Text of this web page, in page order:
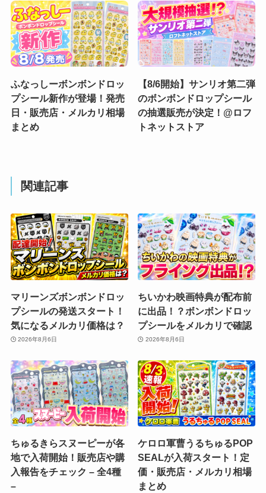
ふなっしーボンボンドロッ
プシール新作が登場！発売
日・販売店・メルカリ相場
まとめ
【8/6開始】サンリオ第二弾
のボンボンドロップシール
の抽選販売が決定！@ロフ
トネットストア
関連記事
マリーンズボンボンドロッ
プシールの発送スタート！
気になるメルカリ価格は？
2026年8月6日
ちいかわ映画特典が配布前
に出品！？ボンボンドロッ
プシールをメルカリで確認
2026年8月6日
ちゅるきらスヌーピーが各
地で入荷開始！販売店や購
入報告をチェック – 全4種
–
ケロロ軍曹うるちゅるPOP
SEALが入荷スタート！定
価・販売店・メルカリ相場
まとめ